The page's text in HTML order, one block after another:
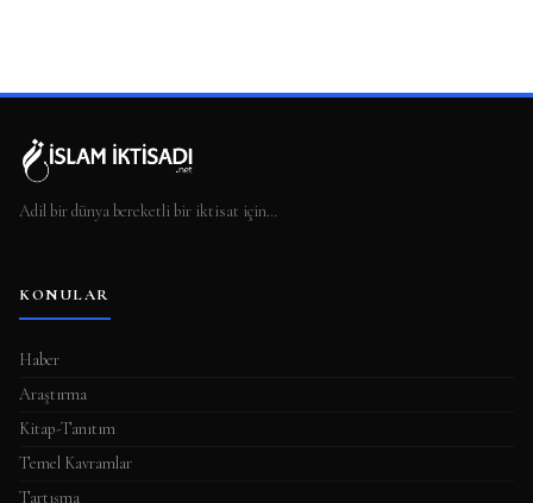
Adil bir dünya bereketli bir iktisat için…
KONULAR
Haber
Araştırma
Kitap-Tanıtım
Temel Kavramlar
Tartışma